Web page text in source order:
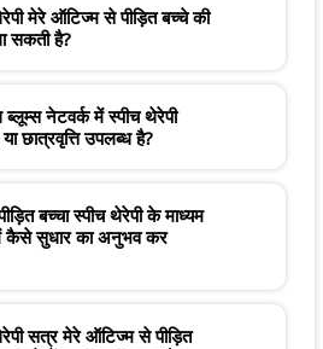
मेरे ऑटिज्म से पीड़ित बच्चे की
सकती है?
नेटवर्क में स्पीच थेरेपी
छात्रवृत्ति उपलब्ध है?
बच्चा स्पीच थेरेपी के माध्यम
कैसे सुधार का अनुभव कर
सत्र मेरे ऑटिज्म से पीड़ित